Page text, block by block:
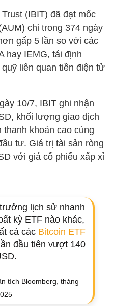
(IBIT) đã đạt mốc
chỉ trong 374 ngày
gấp 5 lần so với các
hay IEMG, tái định
liên quan tiền điện tử
10/7, IBIT ghi nhận
khối lượng giao dịch
khoản cao cùng
tư. Giá trị tài sản ròng
với giá cổ phiếu xấp xỉ
lịch sử nhanh
kỳ ETF nào khác,
cả các Bitcoin ETF
đầu tiên vượt 140
tích Bloomberg, tháng